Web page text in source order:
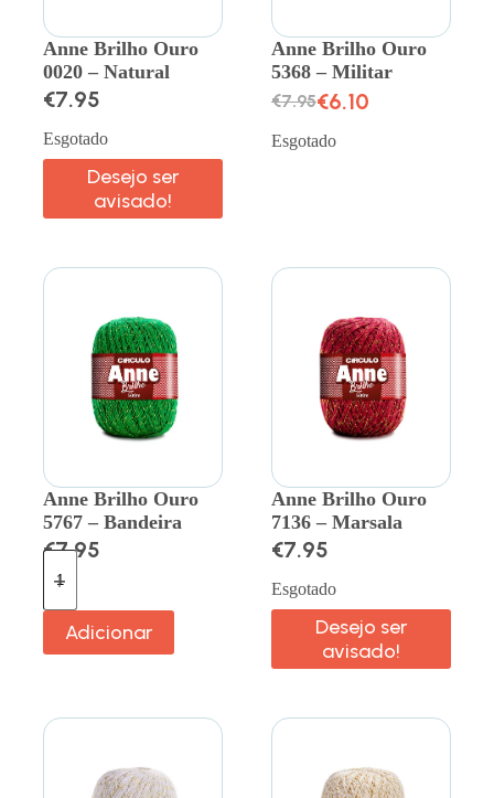
Anne Brilho Ouro
0020 – Natural
€7.95
Esgotado
Desejo ser
avisado!
Anne Brilho Ouro
5368 – Militar
€7.95€6.10
Esgotado
Anne Brilho Ouro
5767 – Bandeira
€7.95
Adicionar
Anne Brilho Ouro
7136 – Marsala
€7.95
Esgotado
Desejo ser
avisado!